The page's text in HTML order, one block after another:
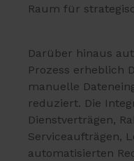
Raum für
Darüber hinaus
Prozess erheblich
manuelle
reduziert. Die
Dienstverträgen,
Serviceaufträgen,
automatisierten